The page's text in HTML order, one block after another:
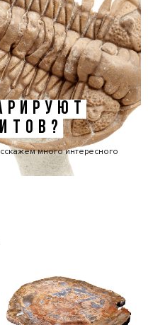
много интересного